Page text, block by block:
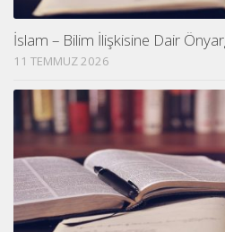
İslam – Bilim İlişkisine Dair
11 TEMMUZ 2026